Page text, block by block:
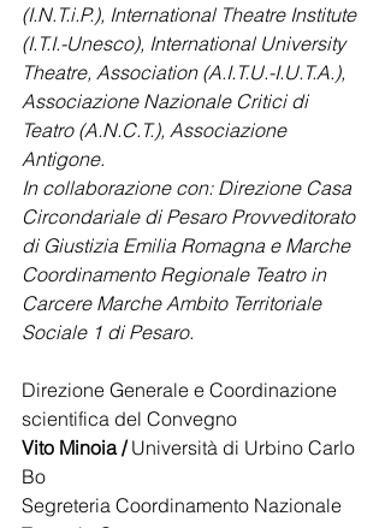
(I.N.T.i.P.), International Theatre Institute
(I.T.I.-Unesco), International University
Theatre, Association (A.I.T.U.-I.U.T.A.),
Associazione Nazionale Critici di
Teatro (A.N.C.T.), Associazione
Antigone.
In collaborazione con: Direzione Casa
Circondariale di Pesaro Provveditorato
di Giustizia Emilia Romagna e Marche
Coordinamento Regionale Teatro in
Carcere Marche Ambito Territoriale
Sociale 1 di Pesaro.
Direzione Generale e Coordinazione
scientifica del Convegno
Vito Minoia / Università di Urbino Carlo
Bo
Segreteria Coordinamento Nazionale